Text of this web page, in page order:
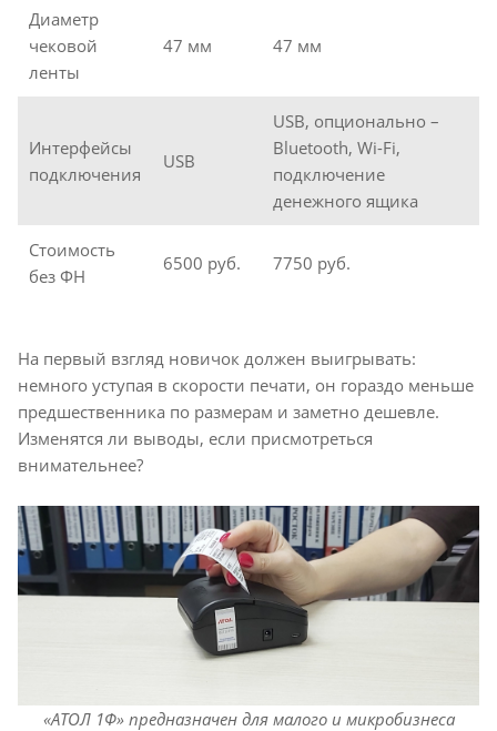
Диаметр
чековой
ленты
47 мм 47 мм
Интерфейсы
подключения
USB
USB, опционально –
Bluetooth, Wi-Fi,
подключение
денежного ящика
Стоимость
без ФН
6500 руб. 7750 руб.
На первый взгляд новичок должен выигрывать:
немного уступая в скорости печати, он гораздо меньше
предшественника по размерам и заметно дешевле.
Изменятся ли выводы, если присмотреться
внимательнее?
«АТОЛ 1Ф» предназначен для малого и микробизнеса